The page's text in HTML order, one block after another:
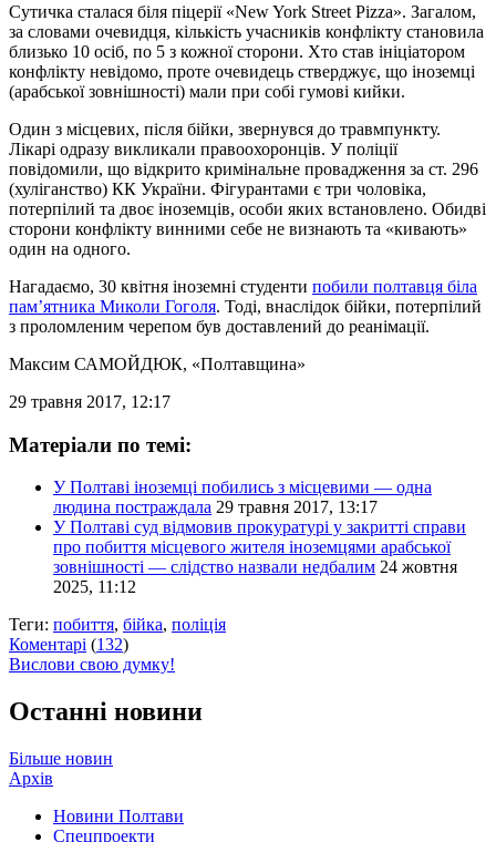
Сутичка сталася біля піцерії «New York Street Pizza». Загалом,
за словами очевидця, кількість учасників конфлікту становила
близько 10 осіб, по 5 з кожної сторони. Хто став ініціатором
конфлікту невідомо, проте очевидець стверджує, що іноземці
(арабської зовнішності) мали при собі гумові кийки.
Один з місцевих, після бійки, звернувся до травмпункту.
Лікарі одразу викликали правоохоронців. У поліції
повідомили, що відкрито кримінальне провадження за ст. 296
(хуліганство) КК України. Фігурантами є три чоловіка,
потерпілий та двоє іноземців, особи яких встановлено. Обидві
сторони конфлікту винними себе не визнають та «кивають»
один на одного.
Нагадаємо, 30 квітня іноземні студенти побили полтавця біла
пам’ятника Миколи Гоголя. Тоді, внаслідок бійки, потерпілий
з проломленим черепом був доставлений до реанімації.
Максим САМОЙДЮК, «Полтавщина»
29 травня 2017, 12:17
Матеріали по темі:
У Полтаві іноземці побились з місцевими — одна
людина постраждала 29 травня 2017, 13:17
У Полтаві суд відмовив прокуратурі у закритті справи
про побиття місцевого жителя іноземцями арабської
зовнішності — слідство назвали недбалим 24 жовтня
2025, 11:12
Теги: побиття, бійка, поліція
Коментарі (132)
Вислови свою думку!
Останні новини
Більше новин
Архів
Новини Полтави
Спецпроекти